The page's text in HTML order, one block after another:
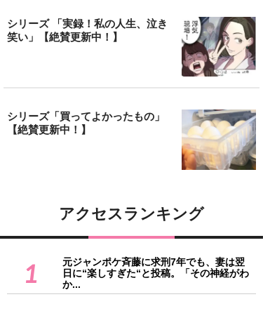
シリーズ 「実録！私の人生、泣き
笑い」【絶賛更新中！】
シリーズ「買ってよかったもの」
【絶賛更新中！】
アクセスランキング
1
元ジャンポケ斉藤に求刑7年でも、妻は翌
日に“楽しすぎた“と投稿。「その神経がわ
か...